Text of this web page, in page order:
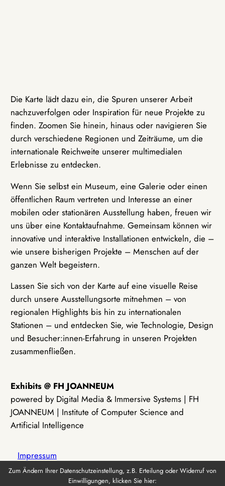
Die Karte lädt dazu ein, die Spuren unserer Arbeit
nachzuverfolgen oder Inspiration für neue Projekte zu
finden. Zoomen Sie hinein, hinaus oder navigieren Sie
durch verschiedene Regionen und Zeiträume, um die
internationale Reichweite unserer multimedialen
Erlebnisse zu entdecken.
Wenn Sie selbst ein Museum, eine Galerie oder einen
öffentlichen Raum vertreten und Interesse an einer
mobilen oder stationären Ausstellung haben, freuen wir
uns über eine Kontaktaufnahme. Gemeinsam können wir
innovative und interaktive Installationen entwickeln, die –
wie unsere bisherigen Projekte – Menschen auf der
ganzen Welt begeistern.
Lassen Sie sich von der Karte auf eine visuelle Reise
durch unsere Ausstellungsorte mitnehmen – von
regionalen Highlights bis hin zu internationalen
Stationen – und entdecken Sie, wie Technologie, Design
und Besucher:innen-Erfahrung in unseren Projekten
zusammenfließen.
Exhibits @ FH JOANNEUM
powered by Digital Media & Immersive Systems | FH
JOANNEUM | Institute of Computer Science and
Artificial Intelligence
Impressum
Zum Ändern Ihrer Datenschutzeinstellung, z.B. Erteilung oder Widerruf von
Einwilligungen, klicken Sie hier: